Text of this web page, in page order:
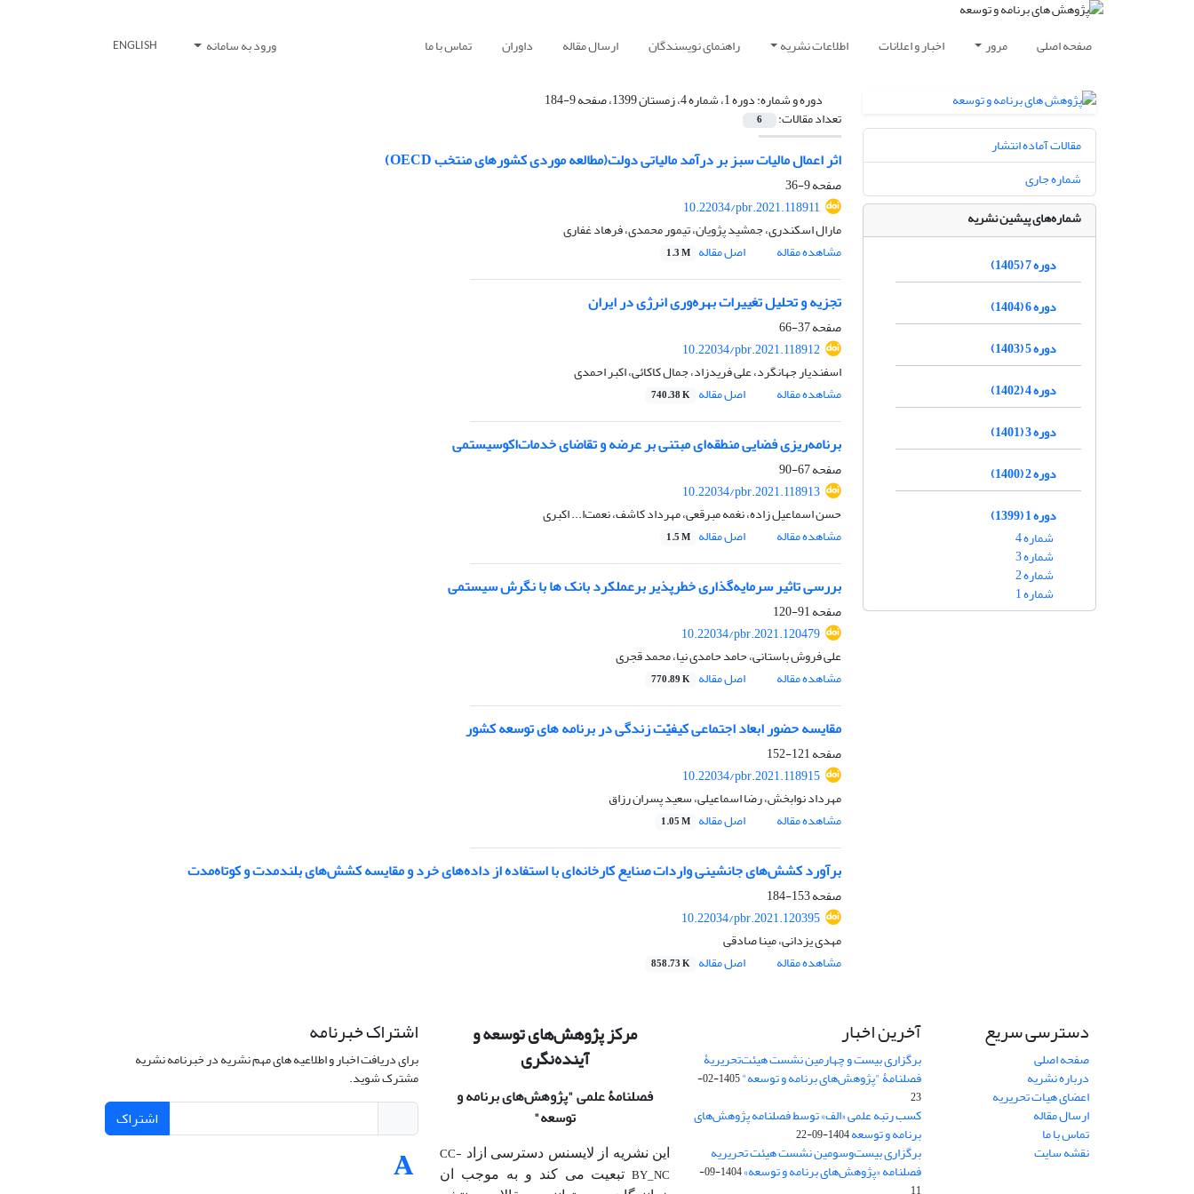
صفحه اصلی مرور اخبار و اعلانات اطلاعات نشریه راهنمای نویسندگان ارسال مقاله داوران تماس با ما ورود به سامانه ENGLISH
دوره و شماره:دوره 1، شماره 4، زمستان 1399، صفحه 9-184
تعداد مقالات: 6
اثر اعمال مالیات سبز بر درآمد مالیاتی دولت(مطالعه موردی کشورهای منتخب OECD)
صفحه9-36
10.22034/pbr.2021.118911
مارال اسکندری، جمشید پژویان، تیمور محمدی، فرهاد غفاری
مشاهده مقاله
اصل مقاله 1.3 M
تجزیه و تحلیل تغییرات بهره‌وری انرژی‌ در ایران
صفحه37-66
10.22034/pbr.2021.118912
اسفندیار جهانگرد، علی فریدزاد، جمال کاکائی، اکبر احمدی
مشاهده مقاله
اصل مقاله 740.38 K
برنامه‌ریزی فضایی منطقه‌ای مبتنی بر عرضه و تقاضای خدمات‌اکوسیستمی
صفحه67-90
10.22034/pbr.2021.118913
حسن اسماعیل زاده، نغمه مبرقعی، مهرداد کاشف، نعمت‌ا... اکبری
مشاهده مقاله
اصل مقاله 1.5 M
بررسی تاثیر سرمایه‌گذاری خطرپذیر برعملکرد بانک ها با نگرش سیستمی
صفحه91-120
10.22034/pbr.2021.120479
علی فروش باستانی، حامد حامدی نیا، محمد قجری
مشاهده مقاله
اصل مقاله 770.89 K
مقایسه حضور ابعاد اجتماعی کیفیّت زندگی در برنامه های توسعه کشور
صفحه121-152
10.22034/pbr.2021.118915
مهرداد نوابخش، رضا اسماعیلی، سعید پسران رزاق
مشاهده مقاله
اصل مقاله 1.05 M
برآورد کشش‌های جانشینی واردات صنایع کارخانه‌ای با استفاده از داده‌های خرد و مقایسه کشش‌های بلندمدت و کوتاه‌مدت
صفحه153-184
10.22034/pbr.2021.120395
مهدی یزدانی، مینا صادقی
مشاهده مقاله
اصل مقاله 858.73 K
مقالات آماده انتشار
شماره جاری
شماره‌های پیشین نشریه
دوره 7 (1405)
دوره 6 (1404)
دوره 5 (1403)
دوره 4 (1402)
دوره 3 (1401)
دوره 2 (1400)
دوره 1 (1399)
شماره 4
شماره 3
شماره 2
شماره 1
دسترسی سریع
صفحه اصلی
درباره نشریه
اعضای هیات تحریریه
ارسال مقاله
تماس با ما
نقشه سایت
آخرین اخبار
برگزاری بیست و چهارمین نشست هیئت‌تحریریۀ
فصلنامۀ "پژوهش‌های برنامه و توسعه"
1405-02-
23
کسب رتبه علمی «الف» توسط فصلنامه پژوهش‌های
برنامه و توسعه1404-09-22
برگزاری بیست‌وسومین نشست هیئت‌ تحریریه
فصلنامه «پژوهش‌های برنامه و توسعه»
1404-09-
مرکز پژوهش‌های توسعه و
آینده‌نگری
فصلنامۀ علمی"پژوهش‌های برنامه و
توسعه"
این نشریه از لایسنس دسترسی ازاد CC-
BY_NCتبعیت می کند و به موجب ان
اشتراک خبرنامه
برای دریافت اخبار و اطلاعیه های مهم نشریه در خبرنامه نشریه
مشترک شوید.
اشتراک